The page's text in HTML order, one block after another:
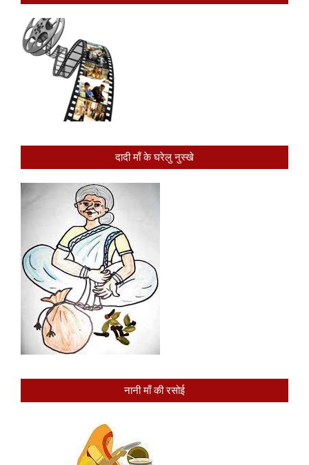
दादी माँ के घरेलु नुस्खे
नानी माँ की रसोई